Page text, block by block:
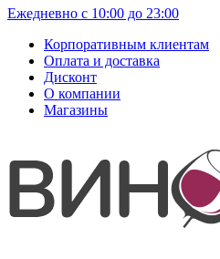
Ежедневно с 10:00 до 23:00
Корпоративным клиентам
Оплата и доставка
Дисконт
О компании
Магазины